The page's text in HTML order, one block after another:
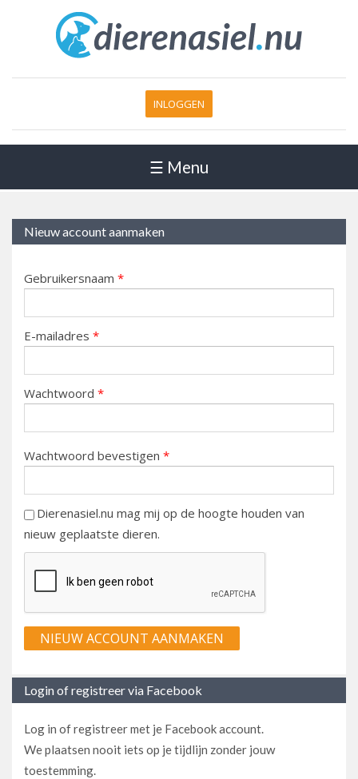
INLOGGEN
☰ Menu
Nieuw account aanmaken
Gebruikersnaam *
E-mailadres *
Wachtwoord *
Wachtwoord bevestigen *
Dierenasiel.nu mag mij op de hoogte houden van
nieuw geplaatste dieren.
Login of registreer via Facebook
Log in of registreer met je Facebook account.
We plaatsen nooit iets op je tijdlijn zonder jouw
toestemming.